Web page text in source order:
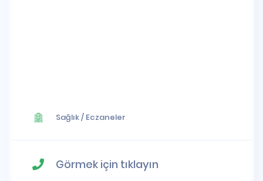
Sağlık/ Eczaneler
Görmek için tıklayın